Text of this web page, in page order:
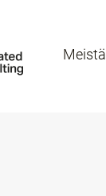
Meistä